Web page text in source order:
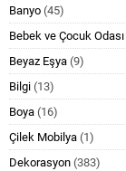
Banyo (45)
Bebek ve Çocuk Odası
Beyaz Eşya (9)
Bilgi (13)
Boya (16)
Çilek Mobilya (1)
Dekorasyon (383)